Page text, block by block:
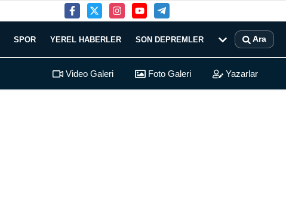
SPOR YEREL HABERLER SON DEPREMLER Ara
Video Galeri Foto Galeri Yazarlar